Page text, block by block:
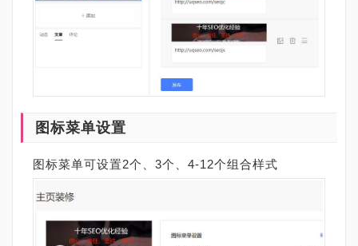
图标菜单设置
图标菜单可设置2个、3个、4-12个组合样式